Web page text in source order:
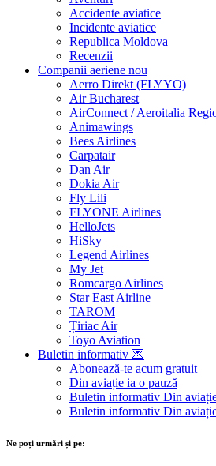
Accidente aviatice
Incidente aviatice
Republica Moldova
Recenzii
Companii aeriene nou
Aerro Direkt (FLYYO)
Air Bucharest
AirConnect / Aeroitalia
Animawings
Bees Airlines
Carpatair
Dan Air
Dokia Air
Fly Lili
FLYONE Airlines
HelloJets
HiSky
Legend Airlines
My Jet
Romcargo Airlines
Star East Airline
TAROM
Țiriac Air
Toyo Aviation
Buletin informativ 💌
Abonează-te acum gratuit
Din aviație ia o pauză
Buletin informativ Din
Buletin informativ Din
Ne poți urmări și pe: